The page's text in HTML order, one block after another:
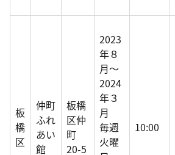
板
橋
区
仲町
ふれ
あい
館
板橋
区仲
町
20-5
2023
年８
月～
2024
年３
月
毎週
火曜
10:00